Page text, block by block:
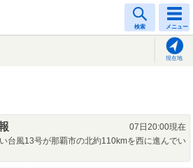
検索 メニュー
現在地
07日20:00現在
台風13号が那覇市の北約110kmを西に進んでい